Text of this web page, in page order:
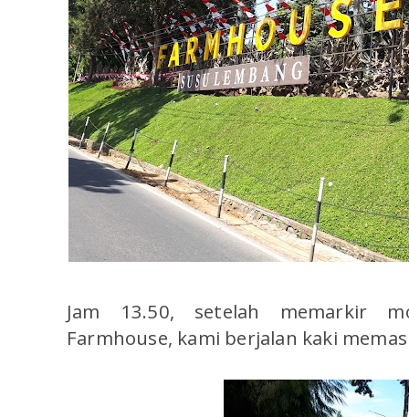
Jam 13.50, setelah memarkir
Farmhouse, kami berjalan kaki